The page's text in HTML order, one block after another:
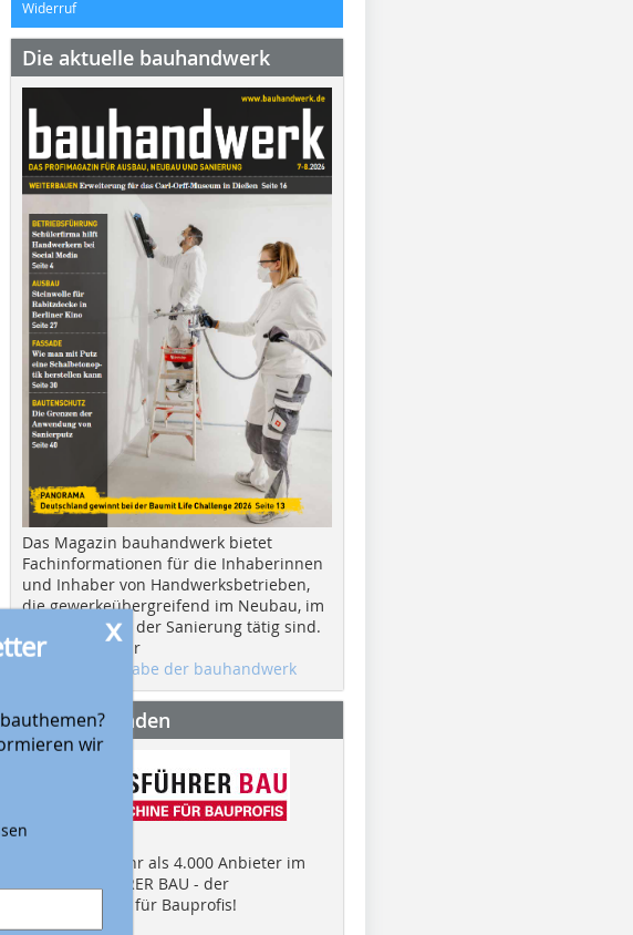
x
wir
Widerruf
Die aktuelle bauhandwerk
Das Magazin bauhandwerk bietet
Fachinformationen für die Inhaberinnen
und Inhaber von Handwerksbetrieben,
die gewerkeübergreifend im Neubau, im
Ausbau und in der Sanierung tätig sind.
Hier geht es zur
aktuellen Ausgabe der bauhandwerk
Anbieter finden
Finden Sie mehr als 4.000 Anbieter im
EINKAUFSFÜHRER BAU - der
Suchmaschine für Bauprofis!